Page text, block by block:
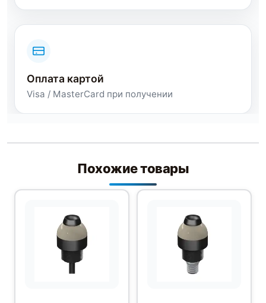
Оплата картой
Visa / MasterCard при получении
Похожие товары